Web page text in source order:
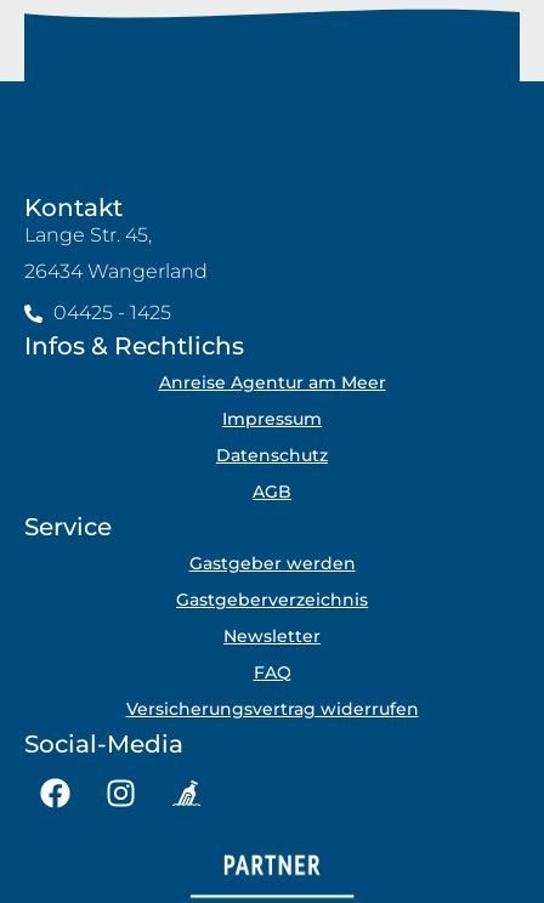
Kontakt
Lange Str. 45,
26434 Wangerland
04425 - 1425
Infos & Rechtlichs
Anreise Agentur am Meer
Impressum
Datenschutz
AGB
Service
Gastgeber werden
Gastgeberverzeichnis
Newsletter
FAQ
Versicherungsvertrag widerrufen
Social-Media